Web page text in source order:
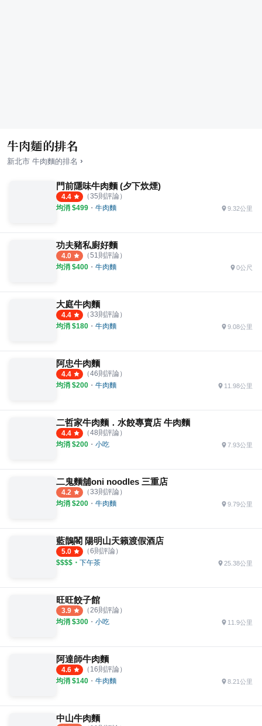
牛肉麵的排名
新北市 牛肉麵的排名 ›
門前隱味牛肉麵 (夕下炊煙)
4.4 （35則評論）
均消 $499 ・ 牛肉麵 9.32公里
功夫豬私廚好麵
4.0 （51則評論）
均消 $400 ・ 牛肉麵 0公尺
大庭牛肉麵
4.4 （33則評論）
均消 $180 ・ 牛肉麵 9.08公里
阿忠牛肉麵
4.4 （46則評論）
均消 $200 ・ 牛肉麵 11.98公里
二哲家牛肉麵．水餃專賣店 牛肉麵
4.4 （48則評論）
均消 $200 ・ 小吃 7.93公里
二鬼麵舖oni noodles 三重店
4.2 （33則評論）
均消 $200 ・ 牛肉麵 9.79公里
藍鵲閣 陽明山天籟渡假酒店
5.0 （6則評論）
$$$$ ・ 下午茶 25.38公里
旺旺餃子館
3.9 （26則評論）
均消 $300 ・ 小吃 11.9公里
阿達師牛肉麵
4.6 （ 16則評論）
均消 $140 ・ 牛肉麵 8.21公里
中山牛肉麵